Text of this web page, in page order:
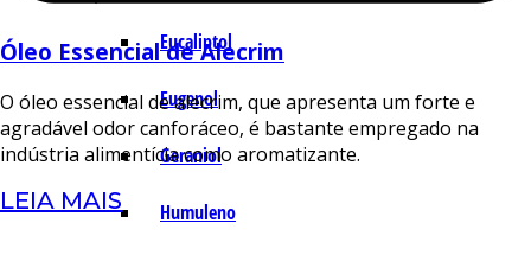
Eucaliptol
Eugenol
Geraniol
Humuleno
Óleo Essencial de Alecrim
O óleo essencial de alecrim, que apresenta um forte e
agradável odor canforáceo, é bastante empregado na
indústria alimentícia como aromatizante.
LEIA MAIS